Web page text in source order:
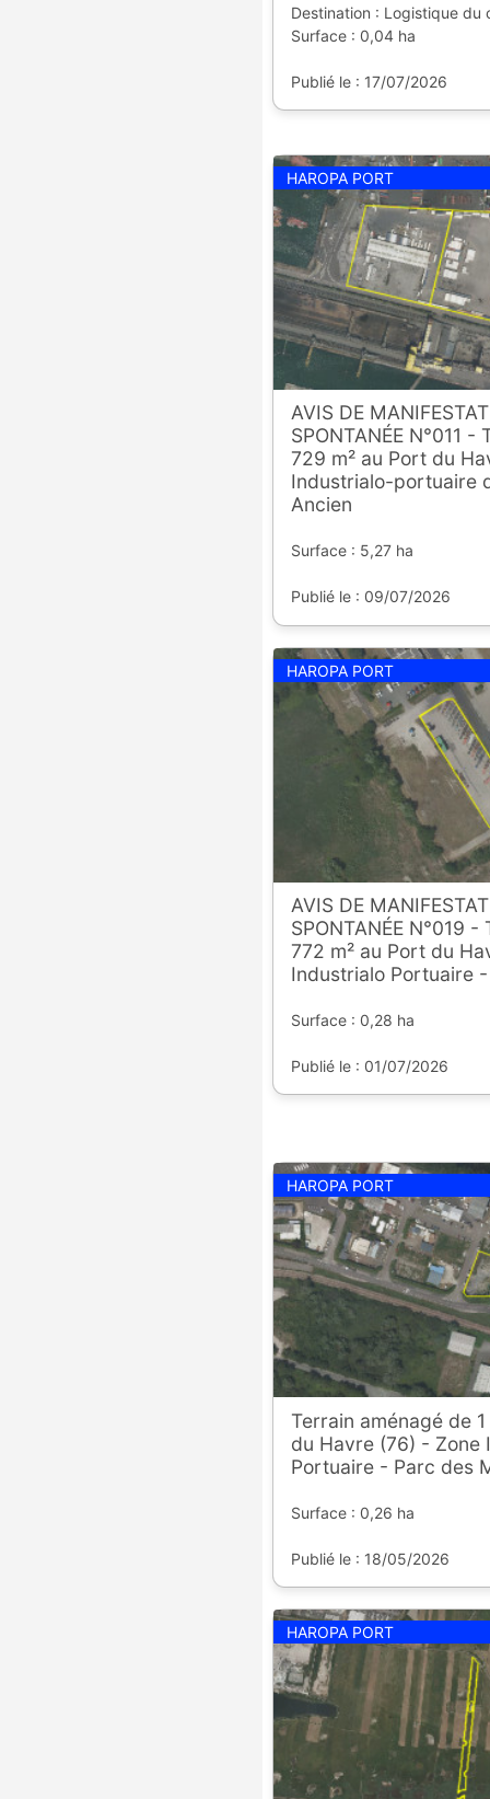
Destination : Logistique du
Surface : 0,04 ha
Publié le : 17/07/2026
HAROPA PORT
AVIS DE
SPONTANÉE N°011
729 m² au Port du
Industrialo-portuaire
Ancien
Surface : 5,27 ha
Publié le : 09/07/2026
HAROPA PORT
AVIS DE
SPONTANÉE N°019
772 m² au Port du
Industrialo Portuaire
Surface : 0,28 ha
Publié le : 01/07/2026
HAROPA PORT
Terrain aménagé de
du Havre (76) - Zone
Portuaire - Parc des
Surface : 0,26 ha
Publié le : 18/05/2026
HAROPA PORT